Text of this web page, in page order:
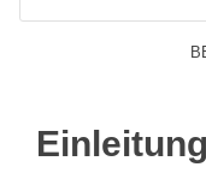
Einleitung